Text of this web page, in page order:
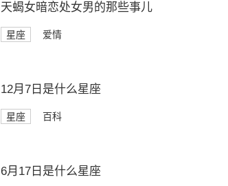
天蝎女暗恋处女男的那些事儿
星座 爱情
12月7日是什么星座
星座 百科
6月17日是什么星座